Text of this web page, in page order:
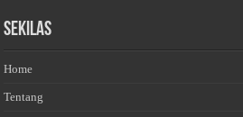
Sekilas
Home
Tentang